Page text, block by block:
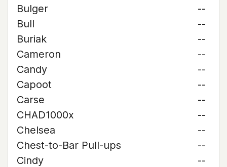
Bulger
--
Bull
--
Buriak
--
Cameron
--
Candy
--
Capoot
--
Carse
--
CHAD1000x
--
Chelsea
--
Chest-to-Bar Pull-ups
--
Cindy
--